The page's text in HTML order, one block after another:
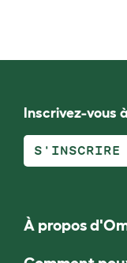
Inscrivez-vous
S'INSCRIRE
À propos